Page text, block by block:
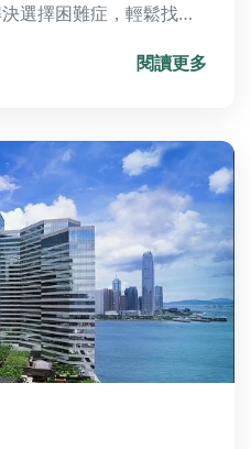
選擇困難症，輕鬆找到
閱讀更多